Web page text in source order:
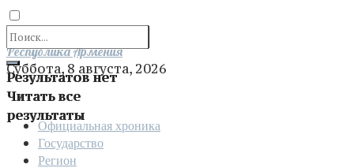
Результатов нет
Читать все
результаты
Отправить
Республика Армения
Суббота, 8 августа, 2026
Официальная хроника
Государство
Регион